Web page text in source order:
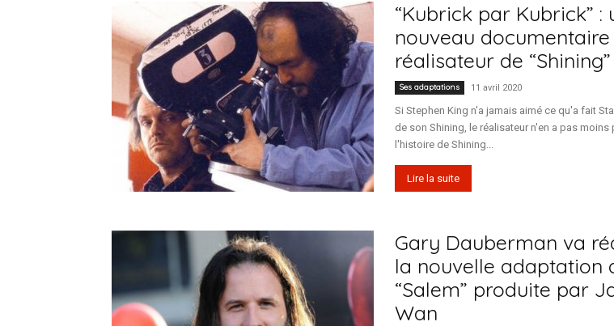
“Kubrick par Kubrick” :
nouveau
réalisateur de “Shining”
Ses adaptations 11 avril 2020
Si Stephen King n'a jamais aimé ce qu'a fait
de son Shining, le réalisateur n'en a pas moins
l'histoire de Shining...
Lire la suite
Gary Dauberman va
la nouvelle adaptation
“Salem” produite par
Wan